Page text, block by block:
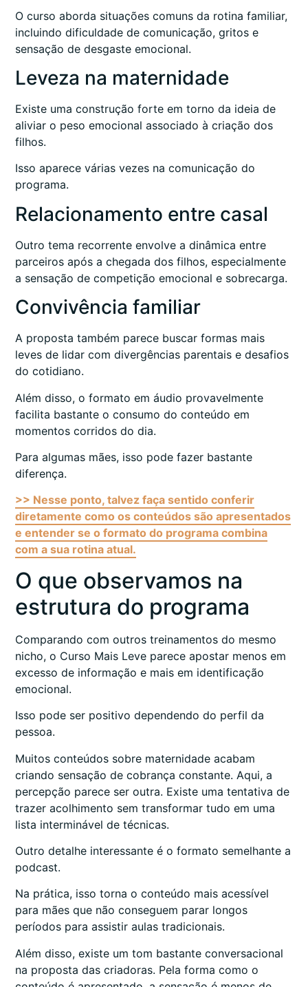
O curso aborda situações comuns da rotina familiar,
incluindo dificuldade de comunicação, gritos e
sensação de desgaste emocional.
Leveza na maternidade
Existe uma construção forte em torno da ideia de
aliviar o peso emocional associado à criação dos
filhos.
Isso aparece várias vezes na comunicação do
programa.
Relacionamento entre casal
Outro tema recorrente envolve a dinâmica entre
parceiros após a chegada dos filhos, especialmente
a sensação de competição emocional e sobrecarga.
Convivência familiar
A proposta também parece buscar formas mais
leves de lidar com divergências parentais e desafios
do cotidiano.
Além disso, o formato em áudio provavelmente
facilita bastante o consumo do conteúdo em
momentos corridos do dia.
Para algumas mães, isso pode fazer bastante
diferença.
>> Nesse ponto, talvez faça sentido conferir
diretamente como os conteúdos são apresentados
e entender se o formato do programa combina
com a sua rotina atual.
O que observamos na
estrutura do programa
Comparando com outros treinamentos do mesmo
nicho, o Curso Mais Leve parece apostar menos em
excesso de informação e mais em identificação
emocional.
Isso pode ser positivo dependendo do perfil da
pessoa.
Muitos conteúdos sobre maternidade acabam
criando sensação de cobrança constante. Aqui, a
percepção parece ser outra. Existe uma tentativa de
trazer acolhimento sem transformar tudo em uma
lista interminável de técnicas.
Outro detalhe interessante é o formato semelhante a
podcast.
Na prática, isso torna o conteúdo mais acessível
para mães que não conseguem parar longos
períodos para assistir aulas tradicionais.
Além disso, existe um tom bastante conversacional
na proposta das criadoras. Pela forma como o